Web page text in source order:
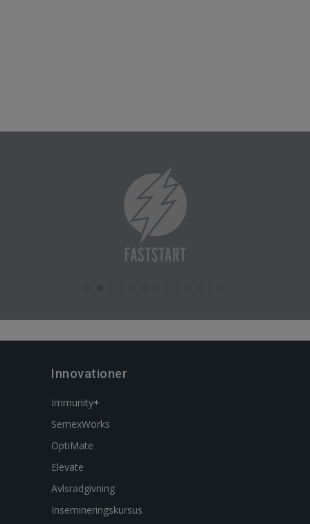
Innovationer
Immunity+
SemexWorks
OptiMate
Elevate
Avlsradgivning
Insemineringskursus